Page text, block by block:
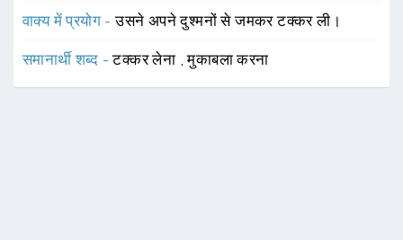
वाक्य में प्रयोग -उसने अपने दुश्मनों से जमकर टक्कर ली।
समानार्थी शब्द -टक्कर लेना ,मुकाबला करना